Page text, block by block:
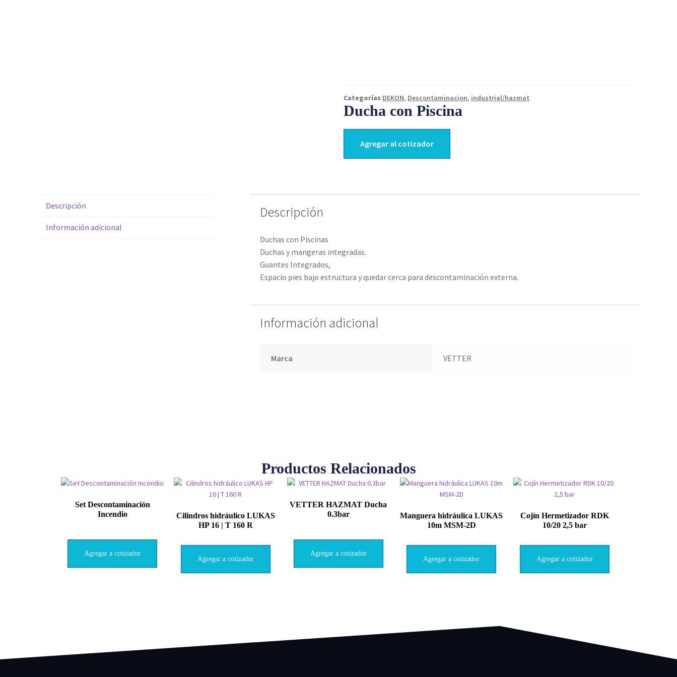
Categorías DEKON, Descontaminacion, industrial/hazmat
Ducha con Piscina
Agregar al cotizador
Descripción
Información adicional
Descripción
Duchas con Piscinas
Duchas y mangeras integradas.
Guantes Integrados,
Espacio pies bajo estructura y quedar cerca para descontaminación externa.
Información adicional
Marca VETTER
Productos Relacionados
Set Descontaminación
Incendio
Agregar a cotizador
Cilindros hidráulico LUKAS
HP 16 | T 160 R
Agregar a cotizador
VETTER HAZMAT Ducha
0.3bar
Agregar a cotizador
Manguera hidráulica LUKAS
10m MSM-2D
Agregar a cotizador
Cojín Hermetizador RDK
10/20 2,5 bar
Agregar a cotizador